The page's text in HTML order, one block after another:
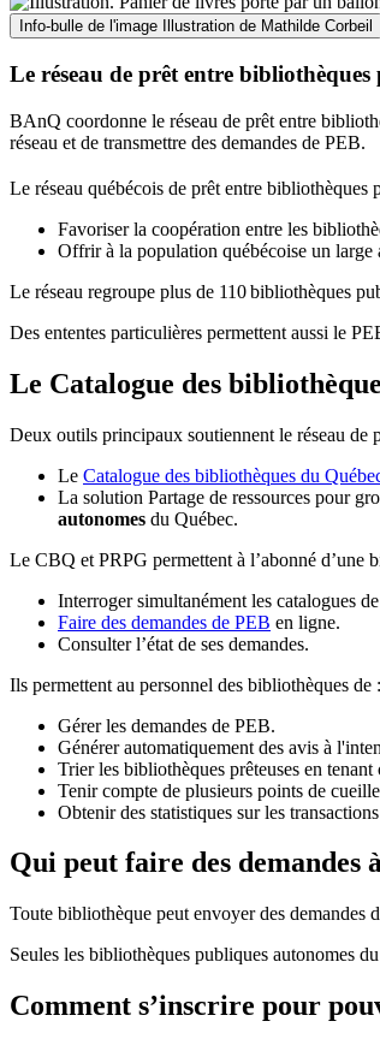
Info-bulle de l'image Illustration de Mathilde Corbeil
Le réseau de prêt entre bibliothèques
BAnQ coordonne le réseau de prêt entre
réseau et de transmettre des demandes de PEB.
Le réseau québécois de prêt entre bibliothèques
Favoriser la coopération entre les
Offrir à la population québécoise un large
Le réseau regroupe plus de 110bibliothèques
Des ententes particulières permettent aussi le
Le Catalogue des
Deux outils principaux soutiennent le réseau de
Le Catalogue des bibliothèques du
La solution Partage de ressources pour
autonomes du Québec.
Le CBQ et PRPG permettent à l’abonné d’une
Interroger simultanément les catalogues
Faire des demandes de PEB en ligne.
Consulter l’état de ses demandes.
Ils permettent au personnel des bibliothèques de :
Gérer les demandes de PEB.
Générer automatiquement des avis à
Trier les bibliothèques prêteuses en
Tenir compte de plusieurs points de
Obtenir des statistiques sur les
Qui peut faire des demandes
Toute bibliothèque peut envoyer des demandes
Seules les bibliothèques publiques autonomes
Comment s’inscrire pour